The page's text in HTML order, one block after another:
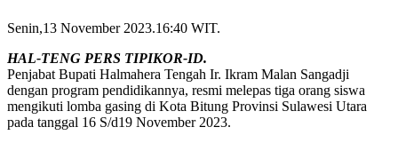
Senin,13 November 2023.16:40 WIT.
HAL-TENG PERS TIPIKOR-ID.
Penjabat Bupati Halmahera Tengah Ir. Ikram Malan Sangadji
dengan program pendidikannya, resmi melepas tiga orang siswa
mengikuti lomba gasing di Kota Bitung Provinsi Sulawesi Utara
pada tanggal 16 S/d19 November 2023.